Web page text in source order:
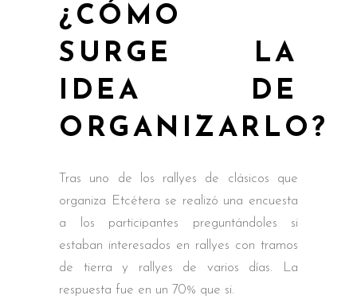
¿CÓMO
SURGE LA
IDEA DE
ORGANIZARLO?
Tras uno de los rallyes de clásicos que
organiza Etcétera se realizó una encuesta
a los participantes preguntándoles si
estaban interesados en rallyes con tramos
de tierra y rallyes de varios días. La
respuesta fue en un 70% que si.